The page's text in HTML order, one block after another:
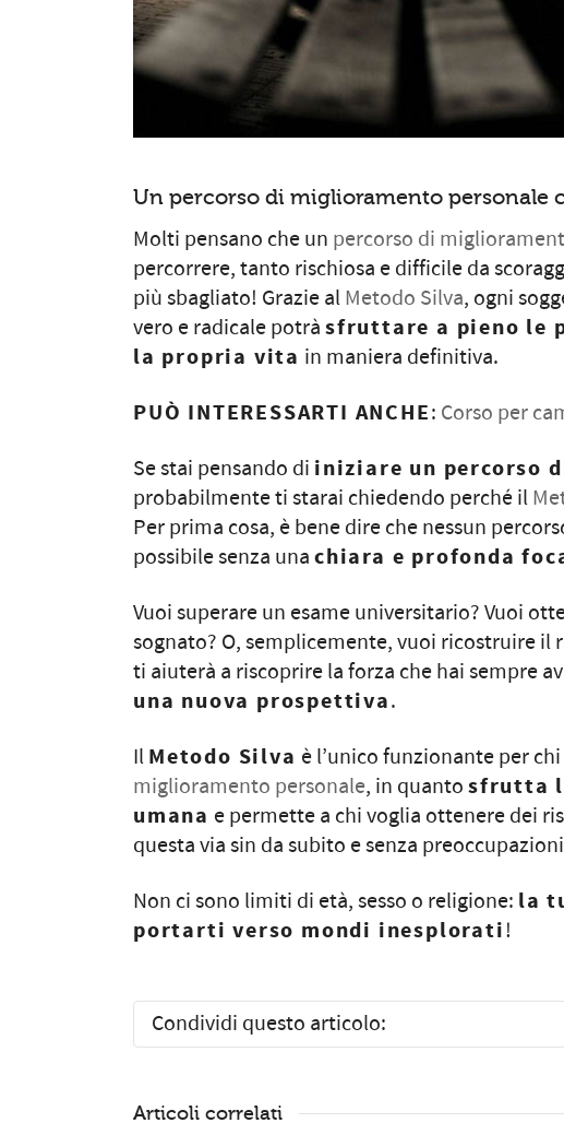
Un percorso di miglioramento personale
Molti pensano che un percorso di
percorrere, tanto rischiosa e difficile da
più sbagliato! Grazie alMetodo Silva, ogni
vero e radicale potràsfruttare a pieno le
la propria vita in maniera definitiva.
PUÒ INTERESSARTI ANCHE: Corso per
Se stai pensando di iniziare un percorso
probabilmente ti starai chiedendo perché il
Per prima cosa, è bene dire che nessun
possibile senza unachiara e profonda
Vuoi superare un esame universitario? Vuoi
sognato? O, semplicemente, vuoi ricostruire il
ti aiuterà a riscoprire la forza che hai sempre
una nuova prospettiva.
IlMetodo Silva è l’unico funzionante per
miglioramento personale, in quantosfrutta
umana e permette a chi voglia ottenere dei
questa via sin da subito e senza
Non ci sono limiti di età, sesso o religione: la
portarti verso mondi inesplorati!
Condividi questo articolo:
Articoli correlati